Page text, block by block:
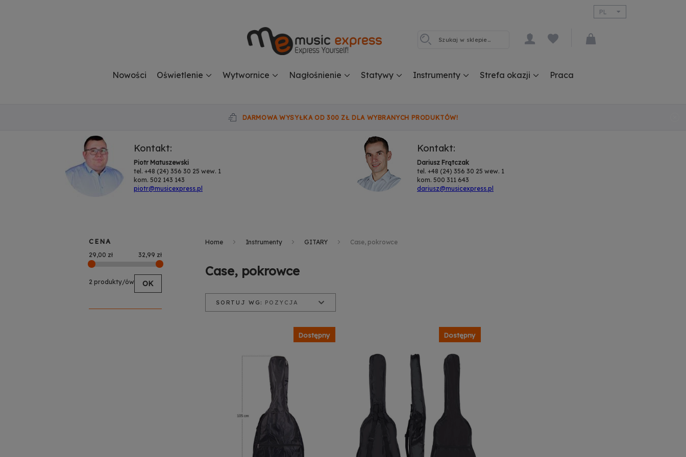
PL
Nowości Oświetlenie Wytwornice Nagłośnienie Statywy Instrumenty Strefa okazji Praca
DARMOWA WYSYŁKA OD 300 ZŁ DLA WYBRANYCH PRODUKTÓW!
Kontakt:
Piotr Matuszewski
tel. +48 (24) 356 30 25 wew. 1
kom. 502 143 143
piotr@musicexpress.pl
Kontakt:
Dariusz Frątczak
tel. +48 (24) 356 30 25 wew. 1
kom. 500 311 643
dariusz@musicexpress.pl
Home Instrumenty GITARY Case, pokrowce
SORTUJ WG: POZYCJA
Dostępny Dostępny
Case, pokrowce
CENA
29,00 zł 32,99 zł
2 produkty/ów OK